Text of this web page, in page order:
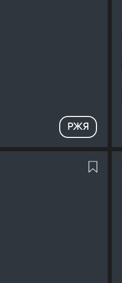
РЖЯ